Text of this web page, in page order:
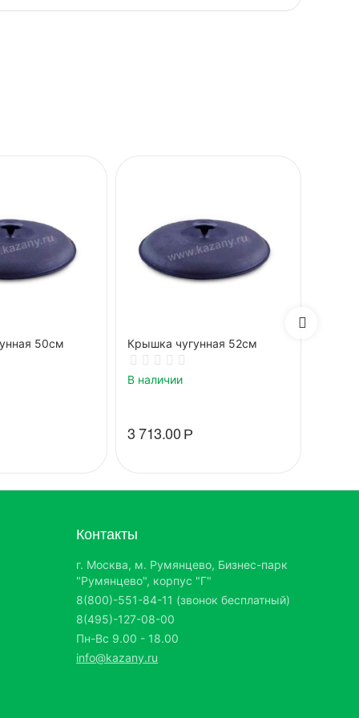
50см Крышка чугунная 52см
В наличии
3 713.00Р
Контакты
г. Москва, м. Румянцево, Бизнес-парк
"Румянцево", корпус "Г"
8(800)-551-84-11 (звонок бесплатный)
8(495)-127-08-00
Пн-Вс 9.00 - 18.00
info@kazany.ru